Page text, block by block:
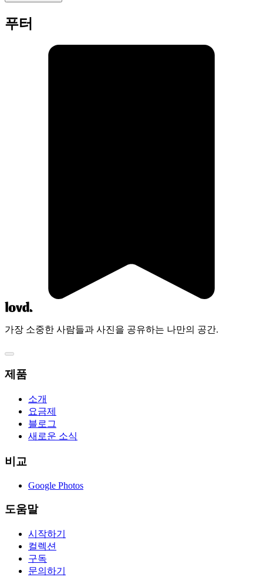
푸터
가장 소중한 사람들과 사진을 공유하는 나만의 공간.
제품
소개
요금제
블로그
새로운 소식
비교
Google Photos
도움말
시작하기
컬렉션
구독
문의하기